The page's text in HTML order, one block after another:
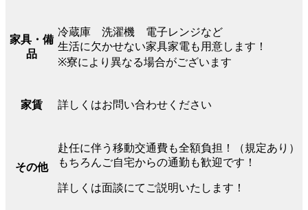
家具・備
品
冷蔵庫 洗濯機 電子レンジなど
生活に欠かせない家具家電も用意します！
※寮により異なる場合がございます
家賃 詳しくはお問い合わせください
その他
赴任に伴う移動交通費も全額負担！（規定あり）
もちろんご自宅からの通勤も歓迎です！
詳しくは面談にてご説明いたします！